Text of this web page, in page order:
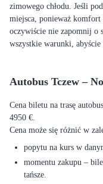
zimowego chłodu. Jeśli
miejsca, ponieważ
oczywiście nie zapomnij o
wszystkie warunki,
Autobus Tczew –
Cena biletu na trasę
4950 €.
Cena może się różnić w
popytu na kurs w
momentu zakupu –
tańsze.